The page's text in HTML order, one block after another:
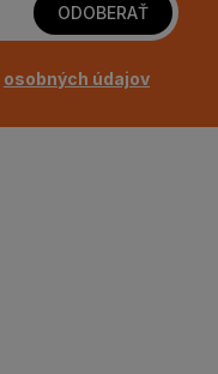
ODOBERAŤ
osobných údajov